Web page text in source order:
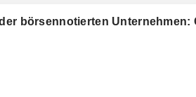
börsennotierten Unternehmen: